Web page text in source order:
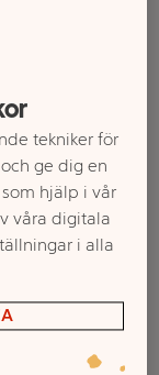
tekniker för
ge dig en
hjälp i vår
våra digitala
i alla